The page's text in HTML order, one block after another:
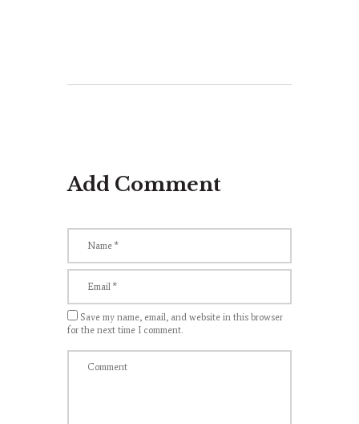
Add Comment
Save my name, email, and website in this browser
for the next time I comment.